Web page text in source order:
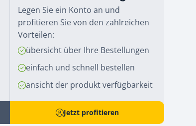
Legen Sie ein Konto an und
profitieren Sie von den zahlreichen
Vorteilen:
übersicht über Ihre Bestellungen
einfach und schnell bestellen
ansicht der produkt verfügbarkeit
Jetzt profitieren